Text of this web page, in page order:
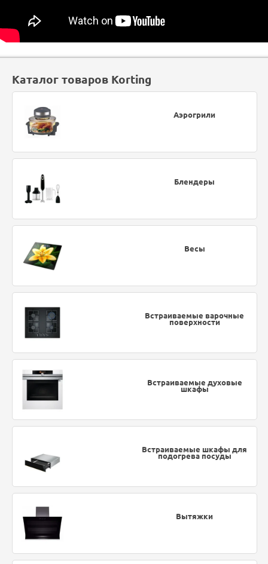
Каталог товаров Korting
Аэрогрили
Блендеры
Весы
Встраиваемые варочные
поверхности
Встраиваемые духовые
шкафы
Встраиваемые шкафы для
подогрева посуды
Вытяжки